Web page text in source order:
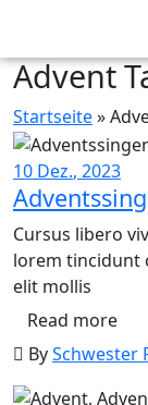
Advent
Startseite»
10 Dez., 2023
Cursus libero
lorem tincidunt
elit mollis
Read more
BySchwester